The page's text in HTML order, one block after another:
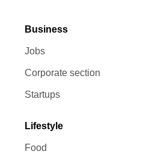
Business
Jobs
Corporate section
Startups
Lifestyle
Food